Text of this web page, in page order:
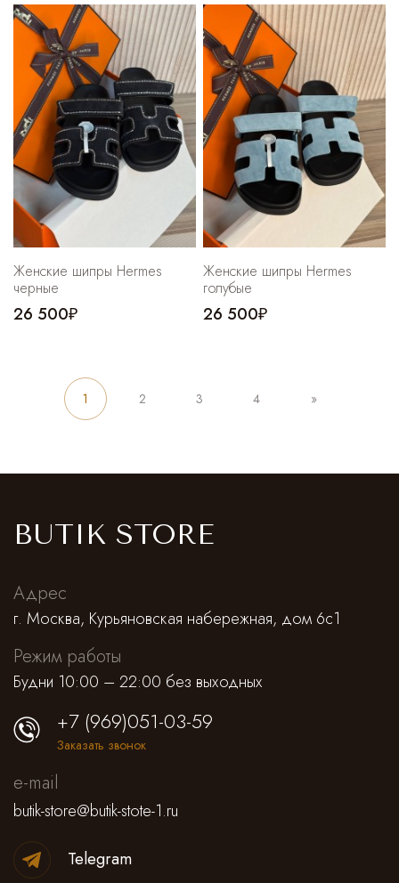
Женские шипры Hermes
черные
26 500₽
Женские шипры Hermes
голубые
26 500₽
1 2 3 4 »
BUTIK STORE
Адрес
г. Москва, Курьяновская набережная, дом 6с1
Режим работы
Будни 10:00 – 22:00 без выходных
+7 (969)051-03-59
Заказать звонок
e-mail
butik-store@butik-stote-1.ru
Telegram